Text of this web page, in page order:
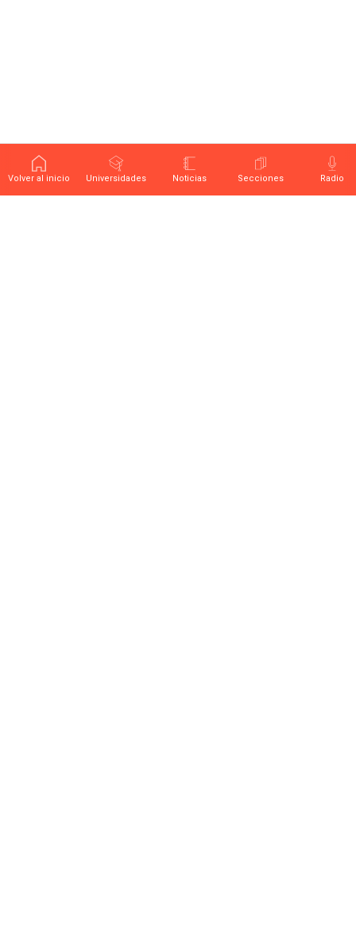
Volver al inicio Universidades Noticias Secciones Radio